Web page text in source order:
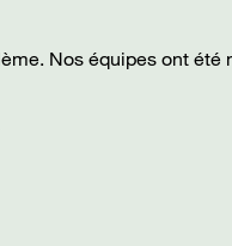
Nos équipes ont